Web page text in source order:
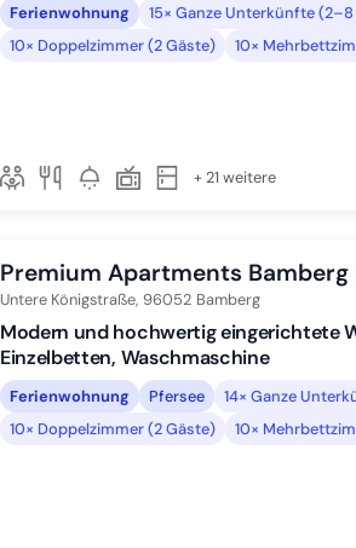
Ferienwohnung 15× Ganze Unterkünfte
10× Doppelzimmer (2 Gäste)
10×
+ 21 weitere
Premium Apartments
Untere Königstraße, 96052 Bamberg
Modern und hochwertig eingerichtete
Einzelbetten, Waschmaschine
Ferienwohnung Pfersee 14× Ganze
10× Doppelzimmer (2 Gäste)
10×